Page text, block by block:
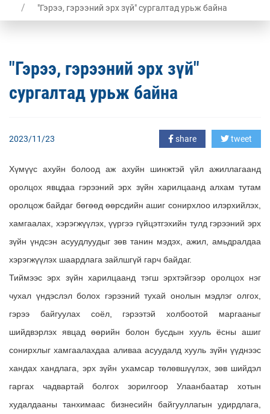
"Гэрээ, гэрээний эрх зүй" сургалтад урьж байна
"Гэрээ, гэрээний эрх зүй"
сургалтад урьж байна
2023/11/23 share tweet
Хүмүүс ахуйн болоод аж ахуйн шинжтэй үйл ажиллагаанд
оролцох явцдаа гэрээний эрх зүйн харилцаанд алхам тутам
оролцож байдаг бөгөөд өөрсдийн ашиг сонирхлоо илэрхийлэх,
хамгаалах, хэрэгжүүлэх, үүргээ гүйцэтгэхийн тулд гэрээний эрх
зүйн үндсэн асуудлуудыг зөв танин мэдэх, ажил, амьдралдаа
хэрэгжүүлэх шаардлага зайлшгүй гарч байдаг.
Тиймээс эрх зүйн харилцаанд тэгш эрхтэйгээр оролцох нэг
чухал үндэслэл болох гэрээний тухай онолын мэдлэг олгох,
гэрээ байгуулах соёл, гэрээтэй холбоотой маргааныг
шийдвэрлэх явцад өөрийн болон бусдын хууль ёсны ашиг
сонирхлыг хамгаалахдаа аливаа асуудалд хууль зүйн үүднээс
хандах хандлага, эрх зүйн ухамсар төлөвшүүлэх, зөв шийдэл
гаргах чадвартай болгох зорилгоор Улаанбаатар хотын
худалдааны танхимаас бизнесийн байгууллагын удирдлага,